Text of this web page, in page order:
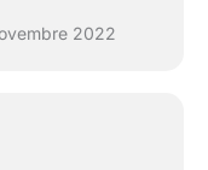
cadeau
de 1
2022